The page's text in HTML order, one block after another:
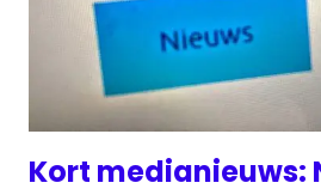
Kort medianieuws: